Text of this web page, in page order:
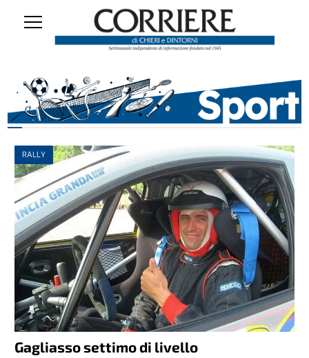
RALLY
Gagliasso settimo di livello